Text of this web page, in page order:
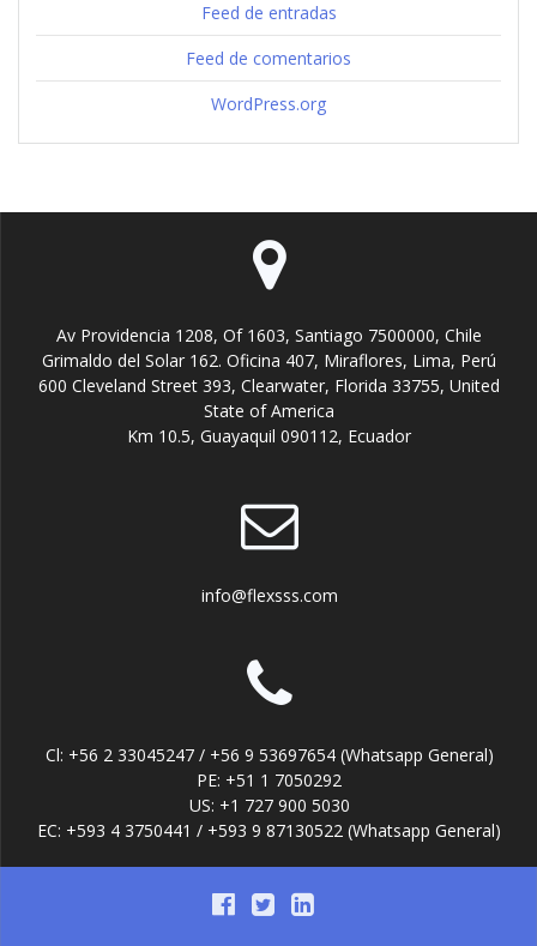
Feed de entradas
Feed de comentarios
WordPress.org
Av Providencia 1208, Of 1603, Santiago 7500000, Chile
Grimaldo del Solar 162. Oficina 407, Miraflores, Lima, Perú
600 Cleveland Street 393, Clearwater, Florida 33755, United
State of America
Km 10.5, Guayaquil 090112, Ecuador
info@flexsss.com
Cl: +56 2 33045247 / +56 9 53697654 (Whatsapp General)
PE: +51 1 7050292
US: +1 727 900 5030
EC: +593 4 3750441 / +593 9 87130522 (Whatsapp General)